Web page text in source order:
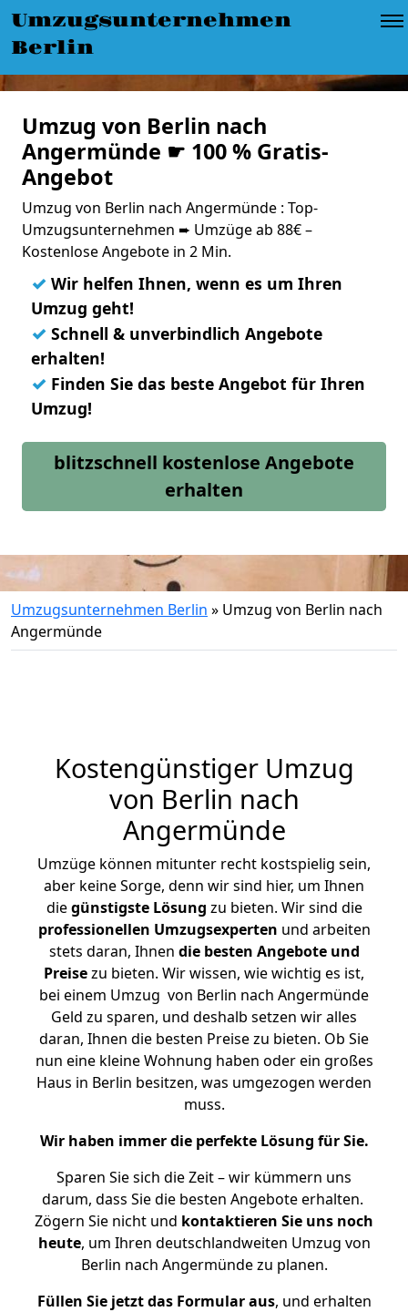
Umzugsunternehmen
Berlin
Umzug von Berlin nach
Angermünde ☛ 100 % Gratis-
Angebot
Umzug von Berlin nach Angermünde : Top-
Umzugsunternehmen ➨ Umzüge ab 88€ –
Kostenlose Angebote in 2 Min.
✓ Wir helfen Ihnen, wenn es um Ihren
Umzug geht!
✓ Schnell & unverbindlich Angebote
erhalten!
✓ Finden Sie das beste Angebot für Ihren
Umzug!
blitzschnell kostenlose Angebote
erhalten
Umzugsunternehmen Berlin » Umzug von Berlin nach
Angermünde
Kostengünstiger Umzug
von Berlin nach
Angermünde
Umzüge können mitunter recht kostspielig sein,
aber keine Sorge, denn wir sind hier, um Ihnen
diegünstigste Lösung zu bieten. Wir sind die
professionellen Umzugsexperten und arbeiten
stets daran, Ihnen die besten Angebote und
Preisezu bieten. Wir wissen, wie wichtig es ist,
bei einem Umzug von Berlin nach Angermünde
Geld zu sparen, und deshalb setzen wir alles
daran, Ihnen die besten Preise zu bieten. Ob Sie
nun eine kleine Wohnung haben oder ein großes
Haus in Berlin besitzen, was umgezogen werden
muss.
Wir haben immer die perfekte Lösung für Sie.
Sparen Sie sich die Zeit – wir kümmern uns
darum, dass Sie die besten Angebote erhalten.
Zögern Sie nicht und kontaktieren Sie uns noch
heute, um Ihren deutschlandweiten Umzug von
Berlin nach Angermünde zu planen.
Füllen Sie jetzt das Formular aus, und erhalten